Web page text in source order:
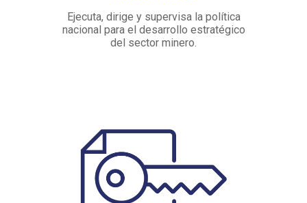
Ejecuta, dirige y supervisa la política
nacional para el desarrollo estratégico
del sector minero.